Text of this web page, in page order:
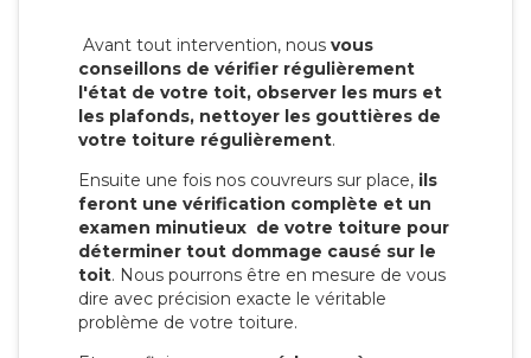
Avant tout intervention, nous vous
conseillons de vérifier régulièrement
l'état de votre toit, observer les murs et
les plafonds, nettoyer les gouttières de
votre toiture régulièrement.
Ensuite une fois nos couvreurs sur place, ils
feront une vérification complète et un
examen minutieux de votre toiture pour
déterminer tout dommage causé sur le
toit. Nous pourrons être en mesure de vous
dire avec précision exacte le véritable
problème de votre toiture.